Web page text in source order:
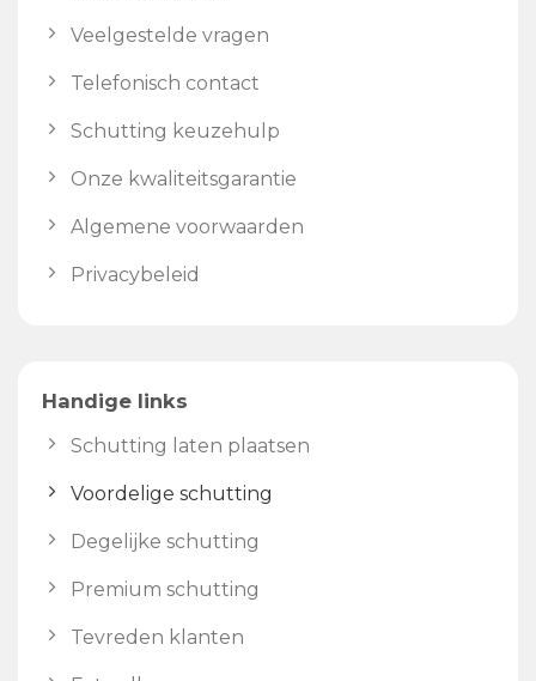
Veelgestelde vragen
Telefonisch contact
Schutting keuzehulp
Onze kwaliteitsgarantie
Algemene voorwaarden
Privacybeleid
Handige links
Schutting laten plaatsen
Voordelige schutting
Degelijke schutting
Premium schutting
Tevreden klanten